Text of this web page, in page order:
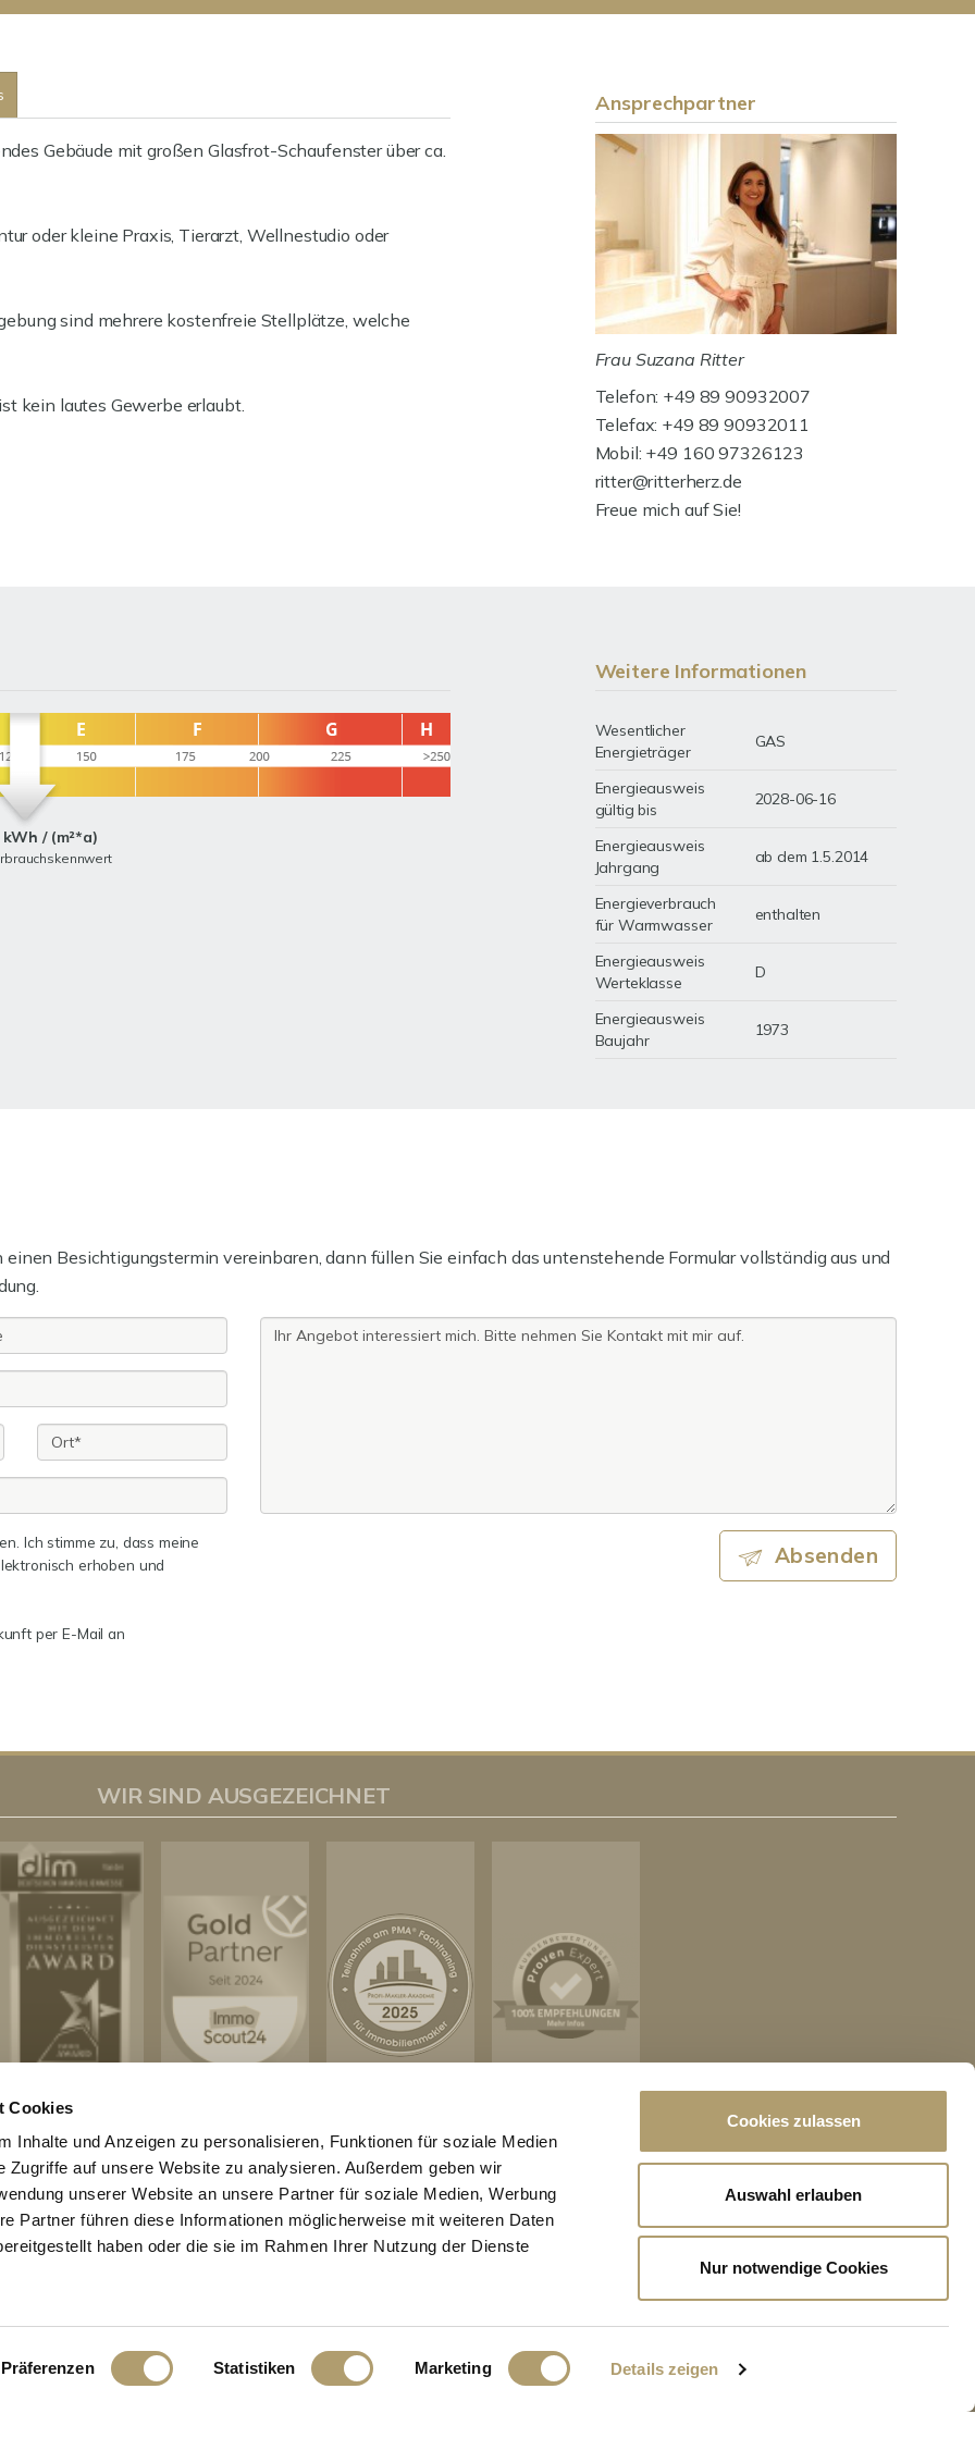
Cookies
Inhalte und Anzeigen zu personalisieren, Funktionen für soziale Medien
Zugriffe auf unsere Website zu analysieren. Außerdem geben wir
unserer Website an unsere Partner für soziale Medien, Werbung
Partner führen diese Informationen möglicherweise mit weiteren Daten
haben oder die sie im Rahmen Ihrer Nutzung der Dienste
Präferenzen Statistiken Marketing Details zeigen
Cookies zulassen
Auswahl erlauben
Nur notwendige Cookies
Gebäude mit großen Glasfrot-Schaufenster über ca.
oder kleine Praxis, Tierarzt, Wellnestudio oder
sind mehrere kostenfreie Stellplätze, welche
kein lautes Gewerbe erlaubt.
Ansprechpartner
Frau Suzana Ritter
Telefon: +49 89 90932007
Telefax: +49 89 90932011
Mobil: +49 160 97326123
ritter@ritterherz.de
Freue mich auf Sie!
kWh / (m²*a)
Weitere Informationen
Wesentlicher
Energieträger
GAS
Energieausweis
gültig bis
2028-06-16
Energieausweis
Jahrgang
ab dem 1.5.2014
Energieverbrauch
für Warmwasser
enthalten
Energieausweis
Werteklasse
D
Energieausweis
Baujahr
1973
Besichtigungstermin vereinbaren, dann füllen Sie einfach das untenstehende Formular vollständig aus und
Ich stimme zu, dass meine
erhoben und
per E-Mail an
Absenden
WIR SIND AUSGEZEICHNET
Jahren vertrauen Eigentümer in
Unternehmen
Sie persönlich vom ersten
bis zum erfolgreichen
INHALT
STARTSEITE
WEITERE REFERENZEN
KONTAKT
Eigentumswohnungen
Häuser zum Kauf
Renditeobjekte